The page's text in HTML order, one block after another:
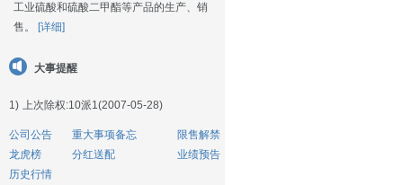
工业硫酸和硫酸二甲酯等产品的生产、销
售。
[详细]
大事提醒
1) 上次除权:10派1(2007-05-28)
公司公告 重大事项备忘
限售解禁
龙虎榜
分红送配
业绩预告
历史行情